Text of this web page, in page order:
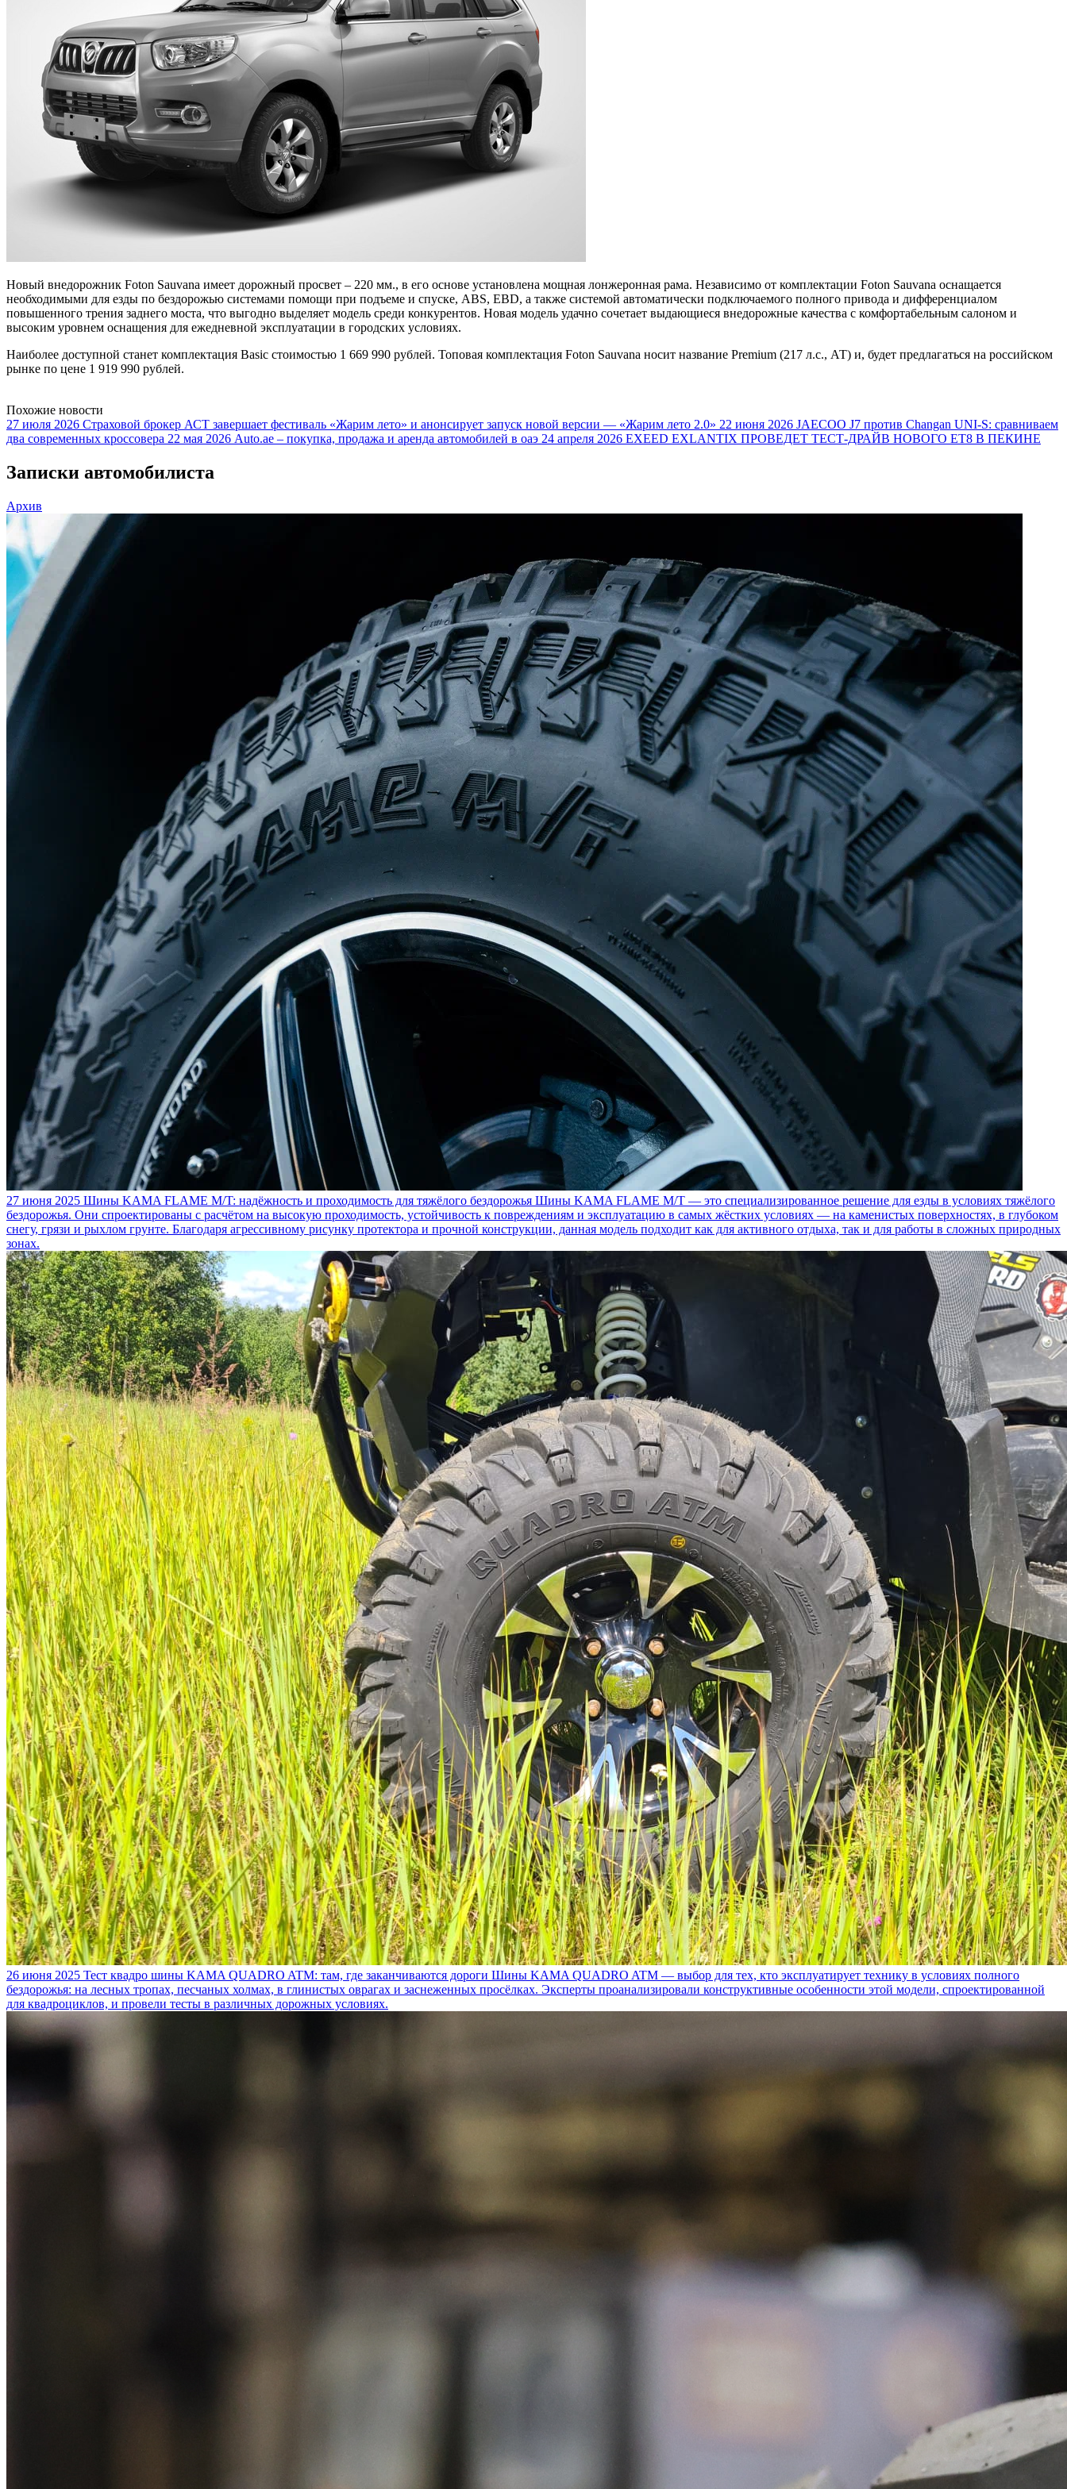
Новый внедорожник Foton Sauvana имеет дорожный просвет – 220 мм., в его основе установлена мощная лонжеронная рама. Независимо от комплектации Foton Sauvana оснащается
необходимыми для езды по бездорожью системами помощи при подъеме и спуске, ABS, EBD, а также системой автоматически подключаемого полного привода и дифференциалом
повышенного трения заднего моста, что выгодно выделяет модель среди конкурентов. Новая модель удачно сочетает выдающиеся внедорожные качества с комфортабельным салоном и
высоким уровнем оснащения для ежедневной эксплуатации в городских условиях.
Наиболее доступной станет комплектация Basic стоимостью 1 669 990 рублей. Топовая комплектация Foton Sauvana носит название Premium (217 л.с., АТ) и, будет предлагаться на российском
рынке по цене 1 919 990 рублей.
Похожие новости
27 июля 2026 Страховой брокер АСТ завершает фестиваль «Жарим лето» и анонсирует запуск новой версии — «Жарим лето 2.0» 22 июня 2026 JAECOO J7 против Changan UNI-S: сравниваем
два современных кроссовера 22 мая 2026 Auto.ae – покупка, продажа и аренда автомобилей в оаэ 24 апреля 2026 EXEED EXLANTIX ПРОВЕДЕТ ТЕСТ-ДРАЙВ НОВОГО ET8 В ПЕКИНЕ
Записки автомобилиста
Архив
27 июня 2025 Шины KAMA FLAME M/T: надёжность и проходимость для тяжёлого бездорожья Шины KAMA FLAME M/T — это специализированное решение для езды в условиях тяжёлого
бездорожья. Они спроектированы с расчётом на высокую проходимость, устойчивость к повреждениям и эксплуатацию в самых жёстких условиях — на каменистых поверхностях, в глубоком
снегу, грязи и рыхлом грунте. Благодаря агрессивному рисунку протектора и прочной конструкции, данная модель подходит как для активного отдыха, так и для работы в сложных природных
зонах.
26 июня 2025 Тест квадро шины KAMA QUADRO ATM: там, где заканчиваются дороги Шины KAMA QUADRO ATM — выбор для тех, кто эксплуатирует технику в условиях полного
бездорожья: на лесных тропах, песчаных холмах, в глинистых оврагах и заснеженных просёлках. Эксперты проанализировали конструктивные особенности этой модели, спроектированной
для квадроциклов, и провели тесты в различных дорожных условиях.